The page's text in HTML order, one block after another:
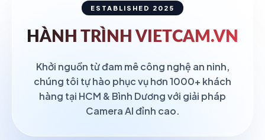
ESTABLISHED 2025
HÀNH TRÌNH VIETCAM.VN
Khởi nguồn từ đam mê công nghệ an ninh,
chúng tôi tự hào phục vụ hơn 1000+ khách
hàng tại HCM & Bình Dương với giải pháp
Camera AI đỉnh cao.